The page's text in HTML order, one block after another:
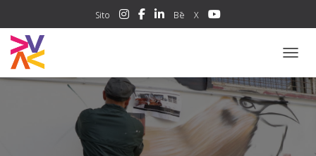
Sito Bē X